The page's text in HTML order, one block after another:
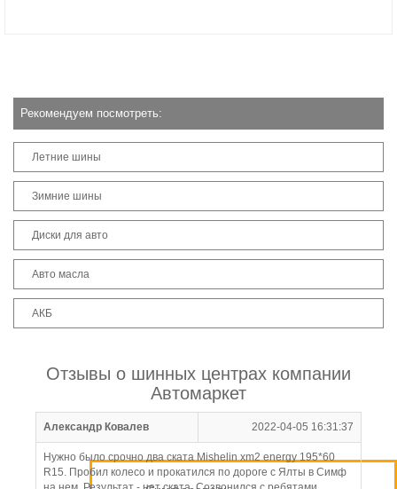
Рекомендуем посмотреть:
Летние шины
Зимние шины
Диски для авто
Авто масла
АКБ
Отзывы о шинных центрах компании
Автомаркет
Александр Ковалев 2022-04-05 16:31:37
Нужно было срочно два ската Mishelin xm2 energy 195*60
R15. Пробил колесо и прокатился по дороге с Ялты в Симф